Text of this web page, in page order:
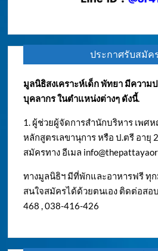
ประกาศรับสมัค
มูลนิธิสงเคราะห์เด็ก พัทยา มีความ
บุคลากร ในตำแหน่งต่างๆ ดังนี้.
1. ผู้ช่วยผู้จัดการสำนักบริหาร เพศ
หลักสูตรเลขานุการ หรือ ป.ตรี อายุ
สมัครทาง อีเมล
ทางมูลนิธิฯ มีที่พักและอาหารฟรี ทุ
สนใจสมัครได้ด้วยตนเอง ติดต่อสอ
468 , 038-416-426